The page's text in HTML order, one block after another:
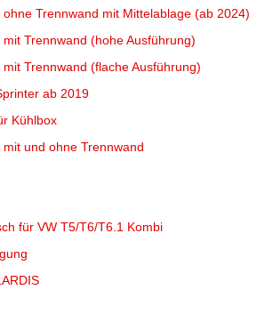
Trennwand mit Mittelablage (ab 2024)
Trennwand (hohe Ausführung)
Trennwand (flache Ausführung)
ab 2019
Kühlbox
und ohne Trennwand
für VW T5/T6/T6.1 Kombi